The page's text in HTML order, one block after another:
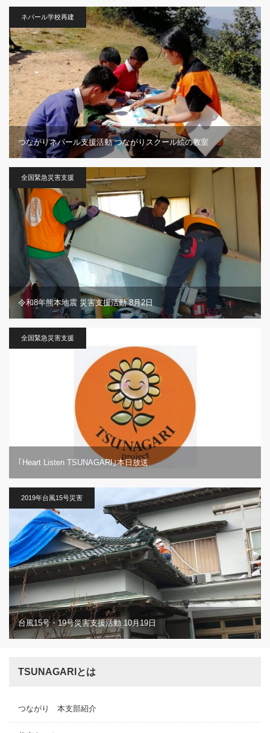
ネパール学校再建
つながりネパール支援活動 つながりスクール絵の教室
全国緊急災害支援
令和8年熊本地震 災害支援活動 8月2日
全国緊急災害支援
｢Heart Listen TSUNAGARI｣本日放送
2019年台風15号災害
台風15号・19号災害支援活動 10月19日
TSUNAGARIとは
つながり 本支部紹介